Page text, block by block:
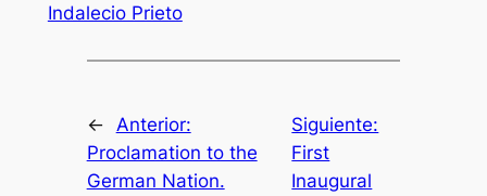
Indalecio Prieto
← Anterior:
Proclamation to the
German Nation.
Siguiente:
First
Inaugural